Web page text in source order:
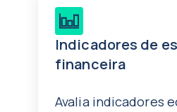
Indicadores de
financeira
Avalia indicadores